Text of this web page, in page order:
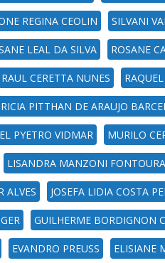
REGINA CEOLIN SILVANI
LEAL DA SILVA ROSANE
RAUL CERETTA NUNES
PITTHAN DE ARAUJO
PYETRO VIDMAR MURILO
LISANDRA MANZONI FONTOURA
ALVES JOSEFA LIDIA COSTA
GUILHERME BORDIGNON
EVANDRO PREUSS ELISIANE